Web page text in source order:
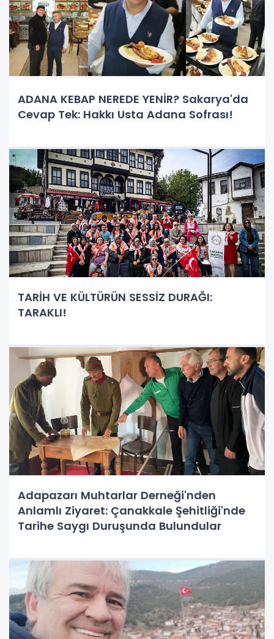
ADANA KEBAP NEREDE YENİR? Sakarya'da
Cevap Tek: Hakkı Usta Adana Sofrası!
TARİH VE KÜLTÜRÜN SESSİZ DURAĞI:
TARAKLI!
Adapazarı Muhtarlar Derneği'nden
Anlamlı Ziyaret: Çanakkale Şehitliği'nde
Tarihe Saygı Duruşunda Bulundular